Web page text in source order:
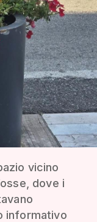
vicino
dove i
informativo